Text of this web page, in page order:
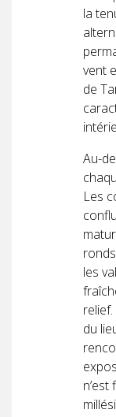
la
vent
de
Au-
Les
les
du